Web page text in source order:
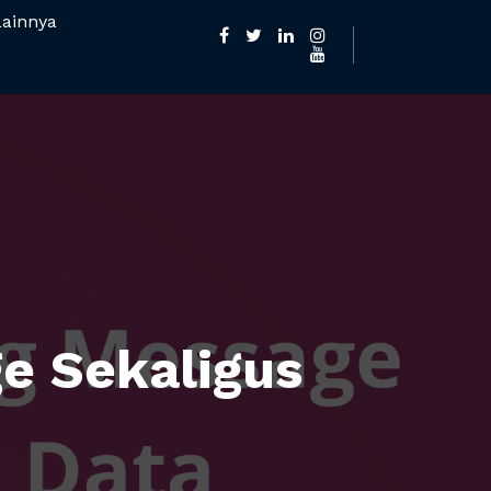
Sekaligus